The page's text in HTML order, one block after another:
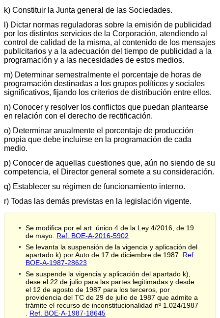
k) Constituir la Junta general de las Sociedades.
l) Dictar normas reguladoras sobre la emisión de publicidad
por los distintos servicios de la Corporación, atendiendo al
control de calidad de la misma, al contenido de los mensajes
publicitarios y a la adecuación del tiempo de publicidad a la
programación y a las necesidades de estos medios.
m) Determinar semestralmente el porcentaje de horas de
programación destinadas a los grupos políticos y sociales
significativos, fijando los criterios de distribución entre ellos.
n) Conocer y resolver los conflictos que puedan plantearse
en relación con el derecho de rectificación.
o) Determinar anualmente el porcentaje de producción
propia que debe incluirse en la programación de cada
medio.
p) Conocer de aquellas cuestiones que, aún no siendo de su
competencia, el Director general somete a su consideración.
q) Establecer su régimen de funcionamiento interno.
r) Todas las demás previstas en la legislación vigente.
Se modifica por el art. único.4 de la Ley 4/2016, de 19
de mayo. Ref. BOE-A-2016-5902
Se levanta la suspensión de la vigencia y aplicación del
apartado k) por Auto de 17 de diciembre de 1987. Ref.
BOE-A-1987-28623
Se suspende la vigencia y aplicación del apartado k),
dese el 22 de julio para las partes legitimadas y desde
el 12 de agosto de 1987 para los terceros, por
providencia del TC de 29 de julio de 1987 que admite a
trámite el recurso de inconstitucionalidad nº 1.024/1987
Ref. BOE-A-1987-18645